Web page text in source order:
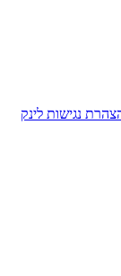
נגישות לינק